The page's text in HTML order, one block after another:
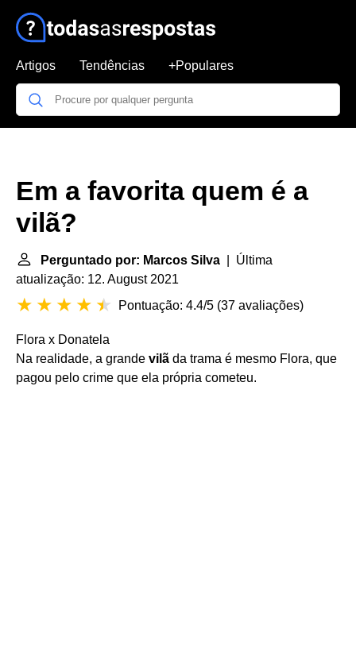
Artigos Tendências +Populares
Em a favorita quem é a
vilã?
Perguntado por: Marcos Silva | Última
atualização: 12. August 2021
Pontuação: 4.4/5 (37 avaliações)
Flora x Donatela
Na realidade, a grande vilã da trama é mesmo Flora, que
pagou pelo crime que ela própria cometeu.